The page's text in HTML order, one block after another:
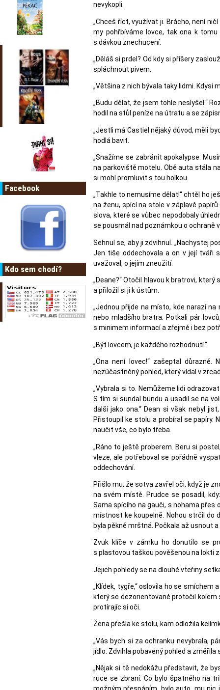
Facebook
Kdo sem chodí?
nevykopli.
„Chceš říct, využívat ji. Brácho, není
my pohřbíváme lovce, tak ona k
s dávkou znechucení.
„Děláš si prdel? Od kdy si příšery
spláchnout pivem.
„Většina z nich bývala taky lidmi. Kdysi
„Budu dělat, že jsem tohle neslyšel.“
hodil na stůl peníze na útratu a se
„Jestli má Castiel nějaký důvod, měli
hodlá bavit.
„Snažíme se zabránit apokalypse.
na parkoviště motelu. Obě auta stála
si mohl promluvit s tou holkou.
„Takhle to nemusíme dělat!“ chtěl ho
na ženu, spící na stole v záplavě
slova, které se vůbec nepodobaly
se pousmál nad poznámkou o ochraně
Sehnul se, aby ji zdvihnul. „Nachystej
Jen tiše oddechovala a on v její tváři
uvažoval, o jejím zneužití.
„Deane?“ Otočil hlavou k bratrovi,
a přiložil si ji k ústům.
„Jednou přijde na místo, kde narazí
nebo mladšího bratra. Potkali pár
s minimem informací a zřejmě i bez
„Být lovcem, je každého rozhodnutí.“
„Ona není lovec!“ zašeptal
nezúčastněný pohled, který vídal v
„Vybrala si to. Nemůžeme lidi
S tím si sundal bundu a usadil se na
další jako ona.“ Dean si však nebyl
Přistoupil ke stolu a probíral se papíry.
naučit vše, co bylo třeba.
„Ráno to ještě proberem. Beru si
vleze, ale potřeboval se pořádně
oddechování.
Přišlo mu, že sotva zavřel oči, když je
na svém místě. Prudce se posadil,
Sama spícího na gauči, s nohama přes
místnost ke koupelně. Nohou strčil do
byla pěkně mrštná. Počkala až usnout
Zvuk klíče v zámku ho donutilo se
s plastovou taškou pověšenou na lokti
Jejich pohledy se na dlouhé vteřiny
„Klídek, tygře,“ oslovila ho se smíchem
který se dezorientovaně protočil
protírajíc si oči.
Žena přešla ke stolu, kam odložila
„Vás bych si za ochranku nevybrala,
jídlo. Zdvihla pobavený pohled a změřila
„Nějak si tě nedokážu představit, že
ruce se zbraní. Co bylo špatného na